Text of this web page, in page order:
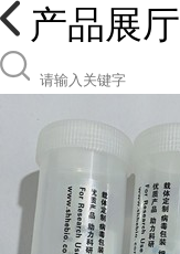
产品展厅